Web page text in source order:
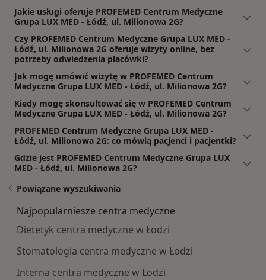
Jakie usługi oferuje PROFEMED Centrum Medyczne
Grupa LUX MED - Łódź, ul. Milionowa 2G?
Czy PROFEMED Centrum Medyczne Grupa LUX MED -
Łódź, ul. Milionowa 2G oferuje wizyty online, bez
potrzeby odwiedzenia placówki?
Jak mogę umówić wizytę w PROFEMED Centrum
Medyczne Grupa LUX MED - Łódź, ul. Milionowa 2G?
Kiedy mogę skonsultować się w PROFEMED Centrum
Medyczne Grupa LUX MED - Łódź, ul. Milionowa 2G?
PROFEMED Centrum Medyczne Grupa LUX MED -
Łódź, ul. Milionowa 2G: co mówią pacjenci i pacjentki?
Gdzie jest PROFEMED Centrum Medyczne Grupa LUX
MED - Łódź, ul. Milionowa 2G?
Powiązane wyszukiwania
Najpopularniesze centra medyczne
Dietetyk centra medyczne w Łodzi
Stomatologia centra medyczne w Łodzi
Interna centra medyczne w Łodzi